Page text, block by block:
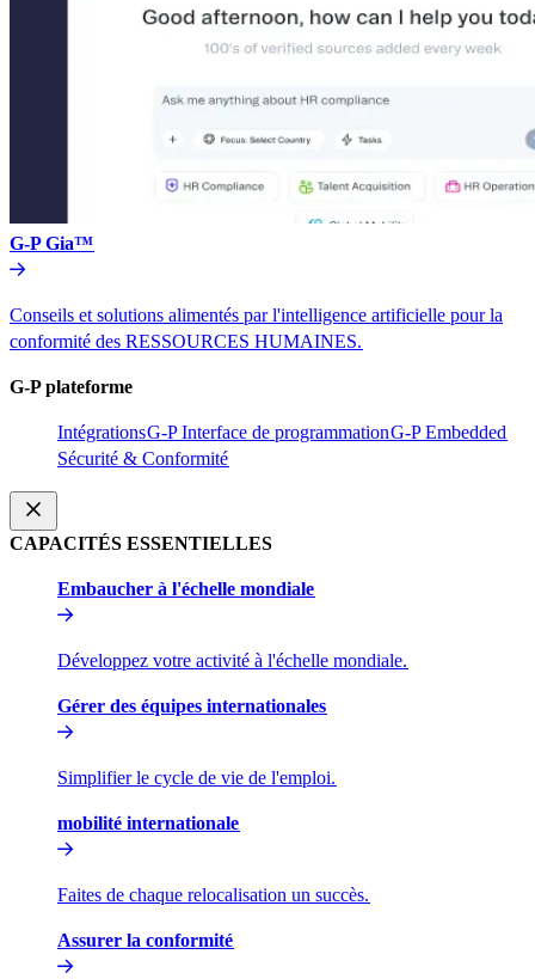
G-P Gia™​​
Conseils et solutions alimentés par l'intelligence artificielle pour la
conformité des RESSOURCES HUMAINES.​​
G-P plateforme​​
Intégrations​​G-P Interface de programmation​​G-P Embedded​​
Sécurité & Conformité​​
CAPACITÉS ESSENTIELLES​​
Embaucher à l'échelle mondiale​​
Développez votre activité à l'échelle mondiale.​​
Gérer des équipes internationales​​
Simplifier le cycle de vie de l'emploi.​​
mobilité internationale​​
Faites de chaque relocalisation un succès.​​
Assurer la conformité​​